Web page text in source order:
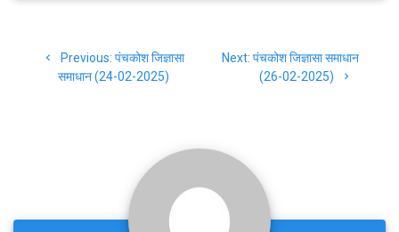
navigation
Previous: Previous
post:
पंचकोश जिज्ञासा
समाधान (24-02-2025)
Next: Next
post:
पंचकोश जिज्ञासा समाधान
(26-02-2025)